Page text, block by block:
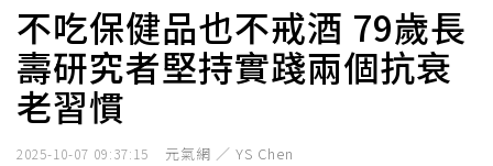
不吃保健品也不戒酒 79歲長
壽研究者堅持實踐兩個抗衰
老習慣
2025-10-07 09:37:15 元氣網 ／ YS Chen